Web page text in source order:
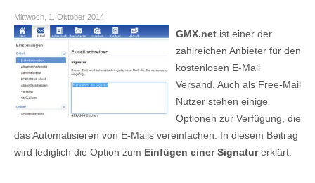
Mittwoch, 1. Oktober 2014
GMX.net ist einer der
zahlreichen Anbieter für den
kostenlosen E-Mail
Versand. Auch als Free-Mail
Nutzer stehen einige
Optionen zur Verfügung, die
das Automatisieren von E-Mails vereinfachen. In diesem Beitrag
wird lediglich die Option zum Einfügen einer Signaturerklärt.